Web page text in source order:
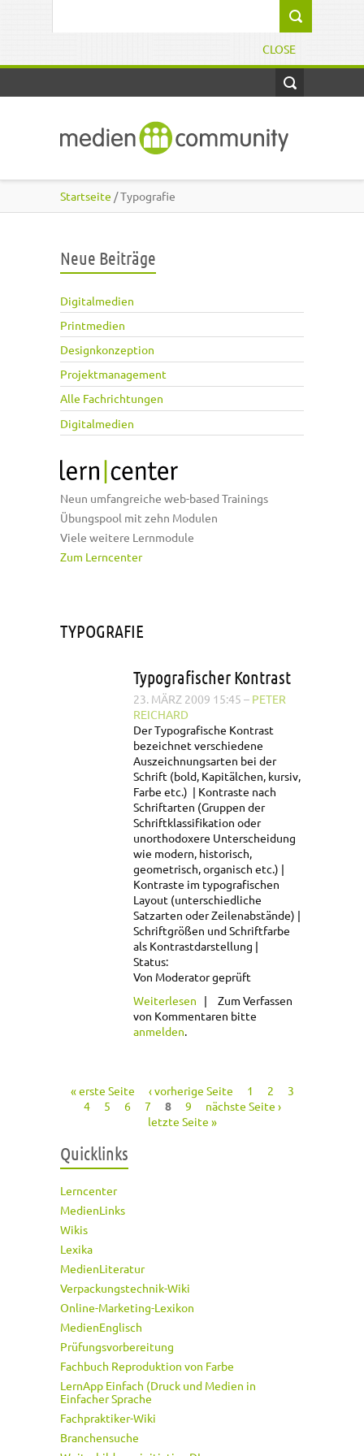
CLOSE
Startseite / Typografie
Neue Beiträge
Digitalmedien
Printmedien
Designkonzeption
Projektmanagement
Alle Fachrichtungen
Digitalmedien
Neun umfangreiche web-based Trainings
Übungspool mit zehn Modulen
Viele weitere Lernmodule
Zum Lerncenter
TYPOGRAFIE
Typografischer Kontrast
23. MÄRZ 2009 15:45 – PETER
REICHARD
Der Typografische Kontrast
bezeichnet verschiedene
Auszeichnungsarten bei der
Schrift (bold, Kapitälchen, kursiv,
Farbe etc.)
Kontraste nach
Schriftarten (Gruppen der
Schriftklassifikation oder
unorthodoxere Unterscheidung
wie modern, historisch,
geometrisch, organisch etc.)
Kontraste im typografischen
Layout (unterschiedliche
Satzarten oder Zeilenabstände)
Schriftgrößen und Schriftfarbe
als Kontrastdarstellung
Status:
Von Moderator geprüft
Weiterlesen über Typografischer
Kontrast
Zum Verfassen
von Kommentaren bitte
anmelden
Seiten
« erste Seite ‹ vorherige Seite 1 2
3
4
5 6 7 8 9
nächste Seite ›
letzte Seite »
Quicklinks
Lerncenter
MedienLinks
Wikis
Lexika
MedienLiteratur
Verpackungstechnik-Wiki
Online-Marketing-Lexikon
MedienEnglisch
Prüfungsvorbereitung
Fachbuch Reproduktion von Farbe
LernApp Einfach (Druck und Medien in
Einfacher Sprache
Fachpraktiker-Wiki
Branchensuche